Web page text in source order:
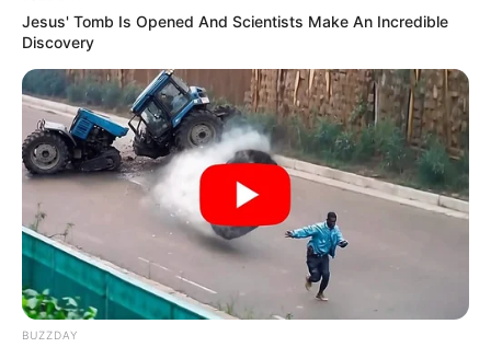
Jesus' Tomb Is Opened And Scientists Make An Incredible
Discovery
BUZZDAY